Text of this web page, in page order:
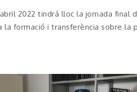
2022 tindrá lloc la jornada final
la formació i transferència sobre la